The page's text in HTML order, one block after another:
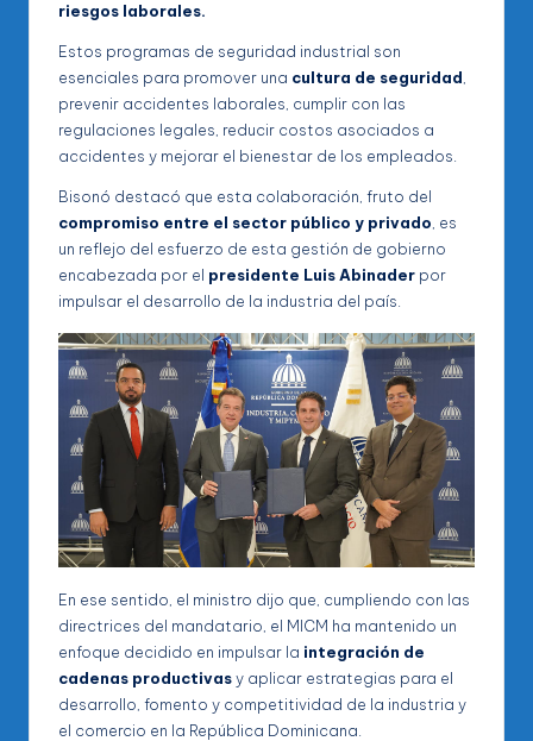
riesgos laborales.
Estos programas de seguridad industrial son
esenciales para promover una cultura de seguridad,
prevenir accidentes laborales, cumplir con las
regulaciones legales, reducir costos asociados a
accidentes y mejorar el bienestar de los empleados.
Bisonó destacó que esta colaboración, fruto del
compromiso entre el sector público y privado, es
un reflejo del esfuerzo de esta gestión de gobierno
encabezada por el presidente Luis Abinader por
impulsar el desarrollo de la industria del país.
En ese sentido, el ministro dijo que, cumpliendo con las
directrices del mandatario, el MICM ha mantenido un
enfoque decidido en impulsar la integración de
cadenas productivasy aplicar estrategias para el
desarrollo, fomento y competitividad de la industria y
el comercio en la República Dominicana.